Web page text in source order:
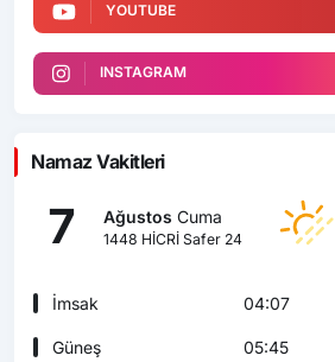
YOUTUBE
INSTAGRAM
Namaz Vakitleri
7 Ağustos Cuma
1448 HİCRİ Safer 24
İmsak 04:07
Güneş 05:45